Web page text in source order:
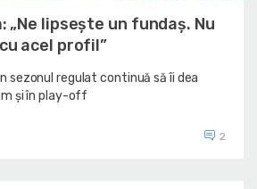
„Ne lipsește un fundaș. Nu
acel profil”
sezonul regulat continuă să îi dea
și în play-off
2